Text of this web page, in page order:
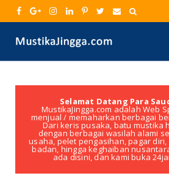
Selamat Datang Para
MustikaJingga.com adalah Web
menjual / memaharkan berbagai
Dari keris pusaka, batu mustika
dengan berbagai wasilah alami
usaha, pelet pengasihan, pagar diri,
badan, hingga keghaiban
ada disini, dan kami buka